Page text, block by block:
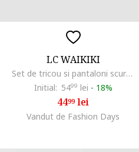
LC WAIKIKI
Set de tricou si pantaloni scurti cu imprimeu palmieri, Bej
Initial: 5499 lei - 18%
4499lei
Vandut de Fashion Days